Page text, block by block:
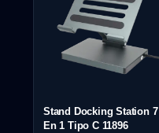
Stand Docking Station 7
En 1 Tipo C 11896